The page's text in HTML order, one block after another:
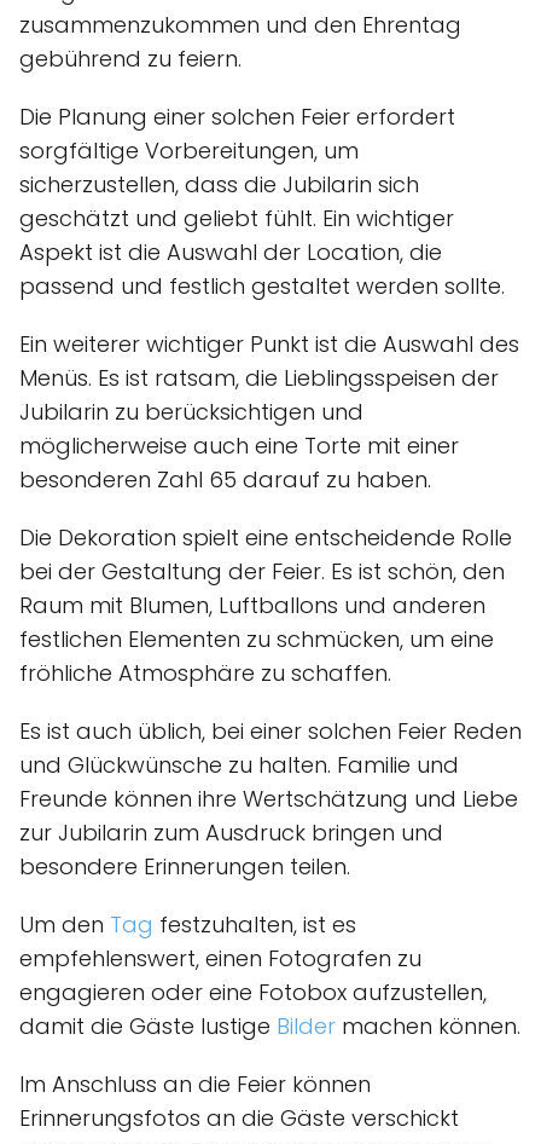
zusammenzukommen und den Ehrentag
gebührend zu feiern.
Die Planung einer solchen Feier erfordert
sorgfältige Vorbereitungen, um
sicherzustellen, dass die Jubilarin sich
geschätzt und geliebt fühlt. Ein wichtiger
Aspekt ist die Auswahl der Location, die
passend und festlich gestaltet werden sollte.
Ein weiterer wichtiger Punkt ist die Auswahl des
Menüs. Es ist ratsam, die Lieblingsspeisen der
Jubilarin zu berücksichtigen und
möglicherweise auch eine Torte mit einer
besonderen Zahl 65 darauf zu haben.
Die Dekoration spielt eine entscheidende Rolle
bei der Gestaltung der Feier. Es ist schön, den
Raum mit Blumen, Luftballons und anderen
festlichen Elementen zu schmücken, um eine
fröhliche Atmosphäre zu schaffen.
Es ist auch üblich, bei einer solchen Feier Reden
und Glückwünsche zu halten. Familie und
Freunde können ihre Wertschätzung und Liebe
zur Jubilarin zum Ausdruck bringen und
besondere Erinnerungen teilen.
Um den Tag festzuhalten, ist es
empfehlenswert, einen Fotografen zu
engagieren oder eine Fotobox aufzustellen,
damit die Gäste lustige Bilder machen können.
Im Anschluss an die Feier können
Erinnerungsfotos an die Gäste verschickt